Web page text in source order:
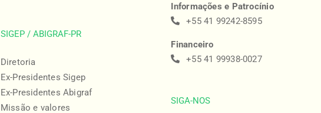
SIGEP / ABIGRAF-PR
Diretoria
Ex-Presidentes Sigep
Ex-Presidentes Abigraf
Missão e valores
Informações e Patrocínio
+55 41 99242-8595
Financeiro
+55 41 99938-0027
SIGA-NOS